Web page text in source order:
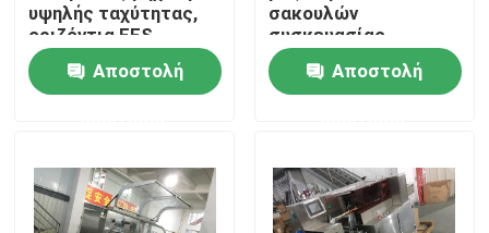
Σπίτι
Περίπου εμείς
υψηλής ταχύτητας,
οριζόντια FFS
μοτοσικλετών
μηχανή μερών
Αποστολή
σακουλών
συσκευασίας
μηχανών καλό
σφράγισης ποσοστό
απορριμάτων
Αποστολή